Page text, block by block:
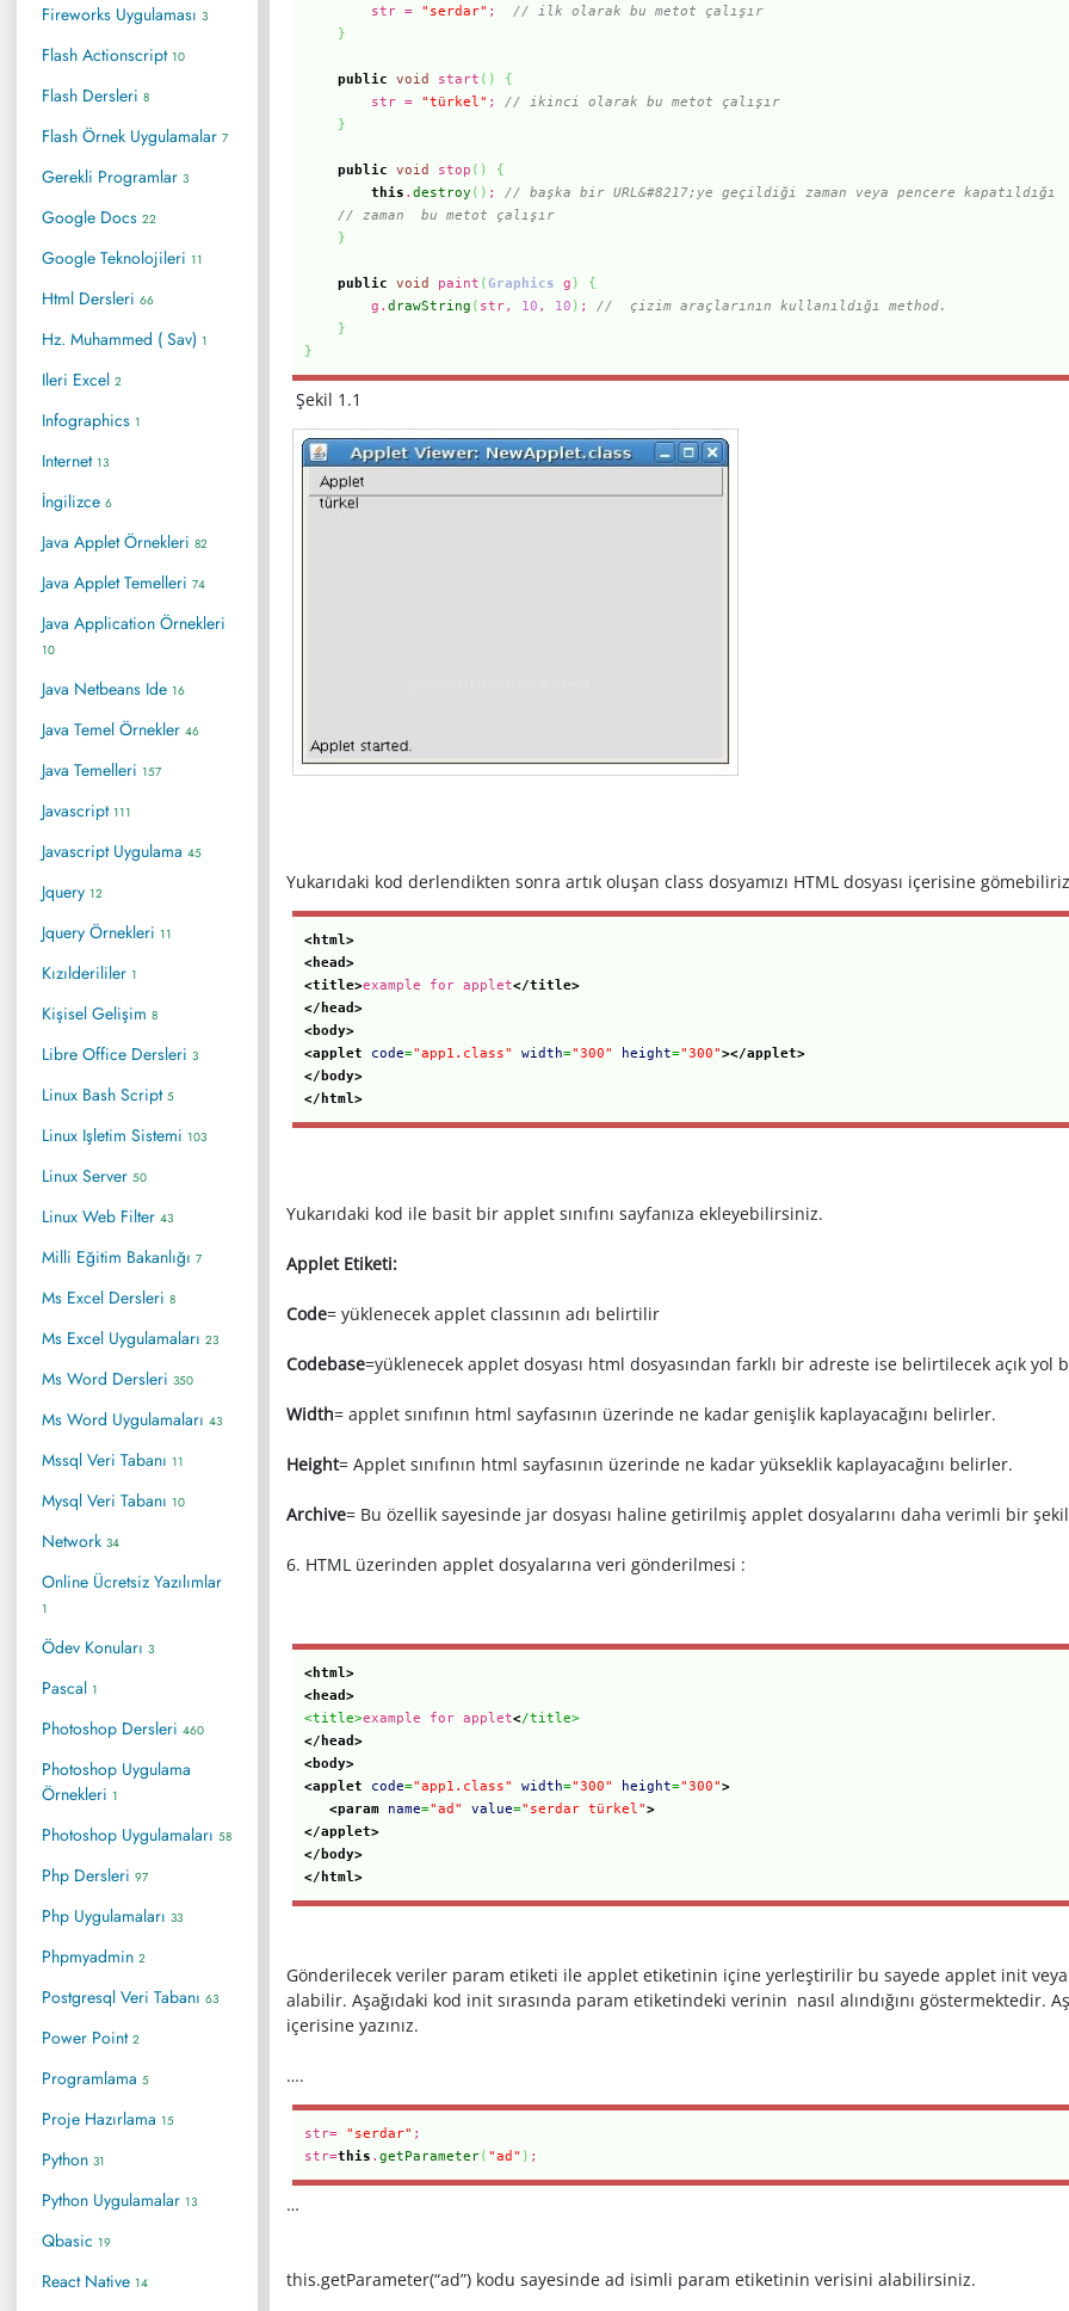
Fireworks Uygulaması 3
Flash Actionscript 10
Flash Dersleri 8
Flash Örnek Uygulamalar 7
Gerekli Programlar 3
Google Docs 22
Google Teknolojileri 11
Html Dersleri 66
Hz. Muhammed ( Sav) 1
Ileri Excel 2
Infographics 1
Internet 13
İngilizce 6
Java Applet Örnekleri 82
Java Applet Temelleri 74
Java Application Örnekleri
10
Java Netbeans Ide 16
Java Temel Örnekler 46
Java Temelleri 157
Javascript 111
Javascript Uygulama 45
Jquery 12
Jquery Örnekleri 11
Kızılderililer 1
Kişisel Gelişim 8
Libre Office Dersleri 3
Linux Bash Script 5
Linux Işletim Sistemi 103
Linux Server 50
Linux Web Filter 43
Milli Eğitim Bakanlığı 7
Ms Excel Dersleri 8
Ms Excel Uygulamaları 23
Ms Word Dersleri 350
Ms Word Uygulamaları 43
Mssql Veri Tabanı 11
Mysql Veri Tabanı 10
Network 34
Online Ücretsiz Yazılımlar
1
Ödev Konuları 3
Pascal 1
Photoshop Dersleri 460
Photoshop Uygulama
Örnekleri 1
Photoshop Uygulamaları 58
Php Dersleri 97
Php Uygulamaları 33
Phpmyadmin 2
Postgresql Veri Tabanı 63
Power Point 2
Programlama 5
Proje Hazırlama 15
Python 31
Python Uygulamalar 13
Qbasic 19
React Native 14
str = "serdar" ; // ilk olarak bu metot çalışır
}
public void start ( )
{
str = "türkel" ; // ikinci olarak bu metot çalışır
}
public void stop ( )
{
this .destroy ( ) ; // başka bir URL&#8217;ye geçildiği zaman veya pencere kapatıldığı
// zaman bu metot çalışır
}
public void paint (Graphics g )
{
g.drawString ( str, 10 , 10 ) ; // çizim araçlarının kullanıldığı method.
}
}
Şekil 1.1
Yukarıdaki kod derlendikten sonra artık oluşan class dosyamızı HTML dosyası içerisine
<html>
<head>
<title>example for applet</title>
</head>
<body>
<applet
code="app1.class" width="300" height="300"></applet>
</body>
</html>
Yukarıdaki kod ile basit bir applet sınıfını sayfanıza ekleyebilirsiniz.
Applet Etiketi:
Code= yüklenecek applet classının adı belirtilir
Codebase=yüklenecek applet dosyası html dosyasından farklı bir adreste ise belirtilecek açık yol
Width= applet sınıfının html sayfasının üzerinde ne kadar genişlik kaplayacağını belirler.
Height= Applet sınıfının html sayfasının üzerinde ne kadar yükseklik kaplayacağını belirler.
Archive= Bu özellik sayesinde jar dosyası haline getirilmiş applet dosyalarını daha verimli bir
6. HTML üzerinden applet dosyalarına veri gönderilmesi :
<html>
<head>
<title>example for applet</title>
</head>
<body>
<applet
code="app1.class" width="300" height="300">
<param
name="ad" value="serdar türkel">
</applet>
</body>
</html>
Gönderilecek veriler param etiketi ile applet etiketinin içine yerleştirilir bu sayede applet init
alabilir. Aşağıdaki kod init sırasında param etiketindeki verinin nasıl alındığını
içerisine yazınız.
….
str= "serdar" ;
str=this .getParameter( "ad" ) ;
…
this.getParameter(“ad”) kodu sayesinde ad isimli param etiketinin verisini alabilirsiniz.